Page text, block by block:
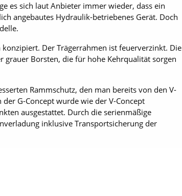
es sich laut Anbieter immer wieder, dass ein
angebautes Hydraulik-betriebenes Gerät. Doch
Der Trägerrahmen ist feuerverzinkt. Die
grauer Borsten, die für hohe Kehrqualität sorgen
Rammschutz, den man bereits von den V-
G-Concept wurde wie der V-Concept
ausgestattet. Durch die serienmäßige
inklusive Transportsicherung der